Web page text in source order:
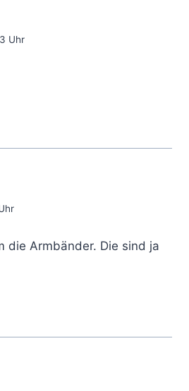
Uhr
die Armbänder. Die sind ja